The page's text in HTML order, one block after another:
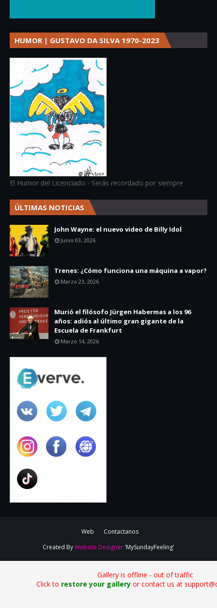
HUMOR | GUSTAVO DA SILVA 1970-2023
El Humor del Licenciado - Serás recordado por siempre
ÚLTIMAS NOTICIAS
John Wayne: el nuevo video de Billy Idol
Junio 03, 2026
Trenes: ¿Cómo funciona una máquina a vapor?
Marzo 23, 2026
Murió el filósofo Jürgen Habermas a los 96
años: adiós al último gran gigante de la
Escuela de Frankfurt
Marzo 14, 2026
Web
Contactanos
Created ByWebsite Designer 'MySundayFeeling'
Gallery is offline - out of traffic
Click to restore your galleryor contact us at